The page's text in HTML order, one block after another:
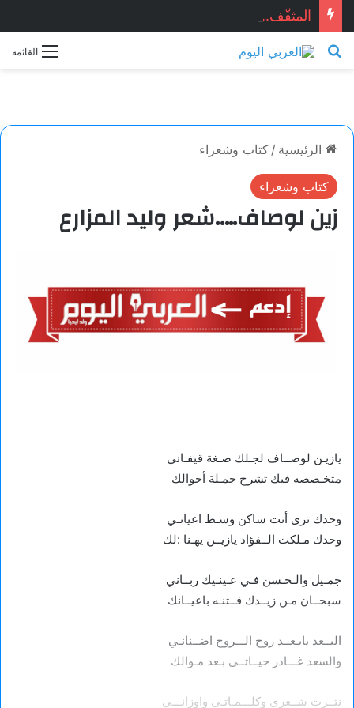
المثقّف.. قصيدة للشاعر السوري: ماجد الراوي
القائمة بحث عن
الرئيسية / كتاب وشعراء
كتاب وشعراء
زين لوصاف…..شعر وليد المزارع
يازيـن لوصــاف لجـلك صـغة قيفـاني
متخـصصه فيك تشرح جمـلة أحوالك
وحدك ترى أنت ساكن وسـط اعيانـي
وحدك مـلكت الــفؤاد يازيــن يهـنا :لك
جمـيل والـحـسن فـي عـينـيك ربــاني
سبحــان مـن زيــدك فــتنـه باعيــانك
البــعد يابـعــد روح الـــروح اضــنانـي
والسعد غـــادر حيــاتــي بـعد مـوالك
نثــرت شــعري وكلـــمـاتـي واوزانـــي